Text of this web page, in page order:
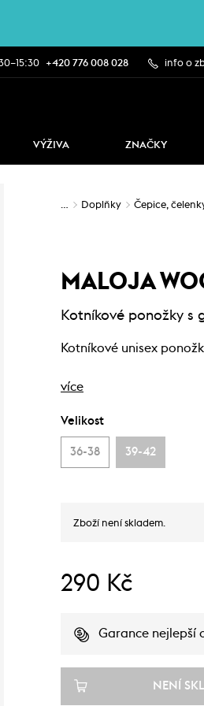
+420 776 008 028 info o
VÝŽIVA ZNAČKY
… Doplňky Čepice,
MALOJA
Kotníkové ponožky s
Kotníkové unisex
více
Velikost
36-38 39-42
Zboží není skladem.
290 Kč
Garance nejlepší
NENÍ